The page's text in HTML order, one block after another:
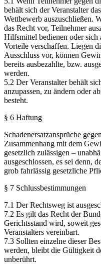
behält sich der Veranstalter
Wettbewerb auszuschließen.
das Recht vor, Teilnehmer
Hilfsmittel bedienen oder
Vorteile verschaffen. Liegen
Ausschluss vor, können
bereits ausbezahlte, bzw.
werden.
5.2 Der Veranstalter behält
anzupassen, zu ändern oder
besteht.
§ 6 Haftung
Schadenersatzansprüche
Zusammenhang mit dem
gesetzlich zulässigen –
ausgeschlossen, es sei denn,
grob fahrlässig gesetzliche
§ 7 Schlussbestimmungen
7.1 Der Rechtsweg ist
7.2 Es gilt das Recht der
Gerichtsstand wird, soweit
Veranstalters vereinbart.
7.3 Sollten einzelne dieser
werden, bleibt die Gültigkeit
unberührt.